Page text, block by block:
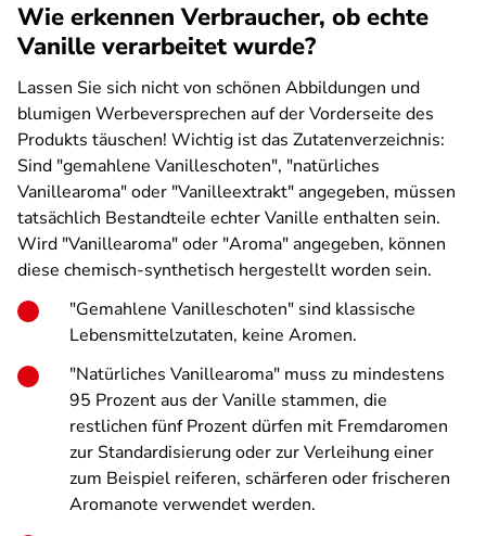
Wie erkennen Verbraucher, ob echte
Vanille verarbeitet wurde?
Lassen Sie sich nicht von schönen Abbildungen und
blumigen Werbeversprechen auf der Vorderseite des
Produkts täuschen! Wichtig ist das Zutatenverzeichnis:
Sind "gemahlene Vanilleschoten", "natürliches
Vanillearoma" oder "Vanilleextrakt" angegeben, müssen
tatsächlich Bestandteile echter Vanille enthalten sein.
Wird "Vanillearoma" oder "Aroma" angegeben, können
diese chemisch-synthetisch hergestellt worden sein.
"Gemahlene Vanilleschoten" sind klassische
Lebensmittelzutaten, keine Aromen.
"Natürliches Vanillearoma" muss zu mindestens
95 Prozent aus der Vanille stammen, die
restlichen fünf Prozent dürfen mit Fremdaromen
zur Standardisierung oder zur Verleihung einer
zum Beispiel reiferen, schärferen oder frischeren
Aromanote verwendet werden.